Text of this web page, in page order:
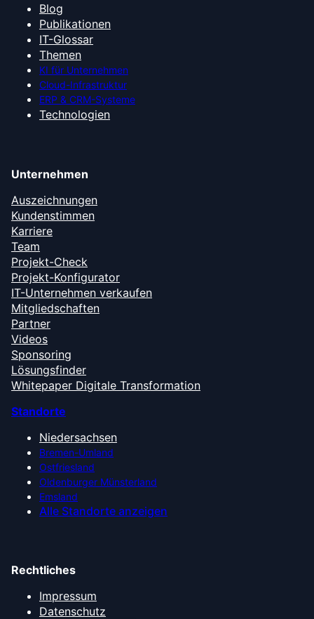
Blog
Publikationen
IT-Glossar
Themen
KI für Unternehmen
Cloud-Infrastruktur
ERP & CRM-Systeme
Technologien
Unternehmen
Auszeichnungen
Kundenstimmen
Karriere
Team
Projekt-Check
Projekt-Konfigurator
IT-Unternehmen verkaufen
Mitgliedschaften
Partner
Videos
Sponsoring
Lösungsfinder
Whitepaper Digitale Transformation
Standorte
Niedersachsen
Bremen-Umland
Ostfriesland
Oldenburger Münsterland
Emsland
Alle Standorte anzeigen
Rechtliches
Impressum
Datenschutz